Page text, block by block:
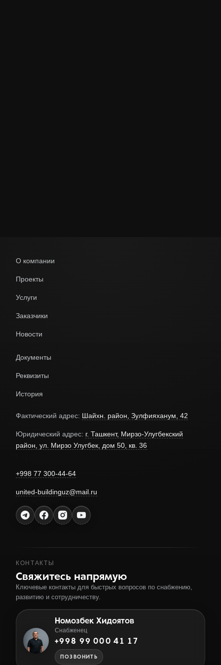
О компании
Проекты
Услуги
Заказчики
Новости
Документы
Реквизиты
История
Фактический адрес: Шайхн. район, Зулфияханум, 42
Юридический адрес: г. Ташкент, Мирзо-Улугбекский
район, ул. Мирзо Улугбек, дом 50, кв. 36
+998 77 300-44-64
united-buildinguz@mail.ru
КОНТАКТЫ
Свяжитесь напрямую
Ключевые контакты для быстрых вопросов по снабжению,
развитию и сотрудничеству.
Номозбек Хидоятов
Снабженец
+998 99 000 41 17
ПОЗВОНИТЬ